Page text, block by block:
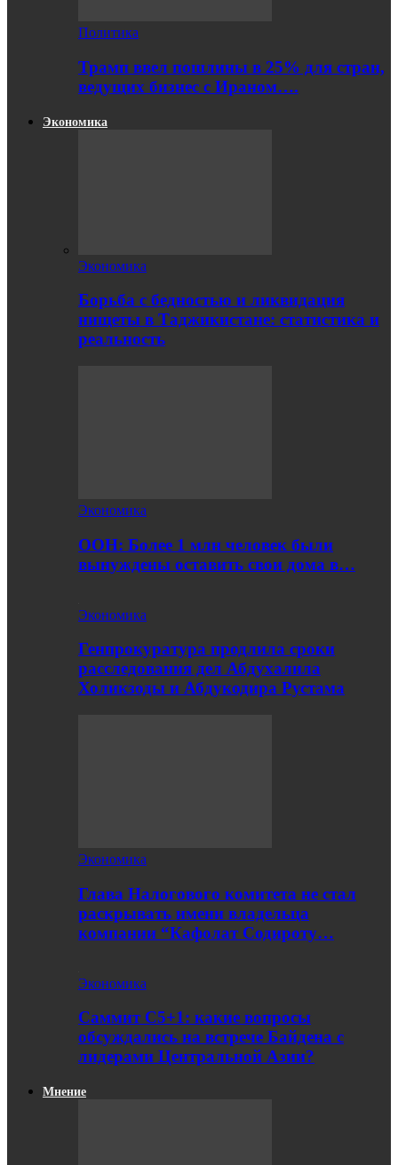
Политика
Трамп ввел пошлины в 25% для стран,
ведущих бизнес с Ираном….
Экономика
Экономика
Борьба с бедностью и ликвидация
нищеты в Таджикистане: статистика и
реальность
Экономика
ООН: Более 1 млн человек были
вынуждены оставить свои дома в…
Экономика
Генпрокуратура продлила сроки
расследования дел Абдухалила
Холикзоды и Абдукодира Рустама
Экономика
Глава Налогового комитета не стал
раскрывать имени владельца
компании “Кафолат Содироту…
Экономика
Саммит С5+1: какие вопросы
обсуждались на встрече Байдена с
лидерами Центральной Азии?
Мнение